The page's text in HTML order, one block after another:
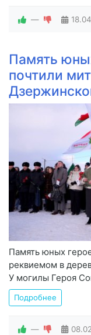
—
Память
почтили
Память юных
реквиемом в
У могилы Героя
Подробнее
—